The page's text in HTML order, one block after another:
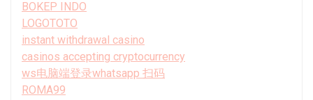
BOKEP INDO
LOGOTOTO
instant withdrawal casino
casinos accepting cryptocurrency
ws电脑端登录whatsapp 扫码
ROMA99